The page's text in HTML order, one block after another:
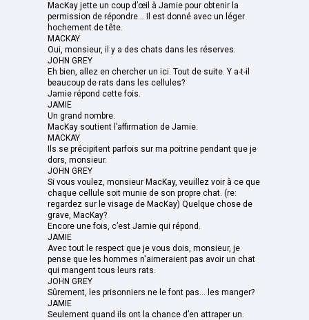
MacKay jette un coup d’œil à Jamie pour obtenir la
permission de répondre... Il est donné avec un léger
hochement de tête.
MACKAY
Oui, monsieur, il y a des chats dans les réserves.
JOHN GREY
Eh bien, allez en chercher un ici. Tout de suite. Y a-t-il
beaucoup de rats dans les cellules?
Jamie répond cette fois.
JAMIE
Un grand nombre.
MacKay soutient l’affirmation de Jamie.
MACKAY
Ils se précipitent parfois sur ma poitrine pendant que je
dors, monsieur.
JOHN GREY
Si vous voulez, monsieur MacKay, veuillez voir à ce que
chaque cellule soit munie de son propre chat. (re:
regardez sur le visage de MacKay) Quelque chose de
grave, MacKay?
Encore une fois, c’est Jamie qui répond.
JAMIE
Avec tout le respect que je vous dois, monsieur, je
pense que les hommes n'aimeraient pas avoir un chat
qui mangent tous leurs rats.
JOHN GREY
Sûrement, les prisonniers ne le font pas... les manger?
JAMIE
Seulement quand ils ont la chance d’en attraper un.